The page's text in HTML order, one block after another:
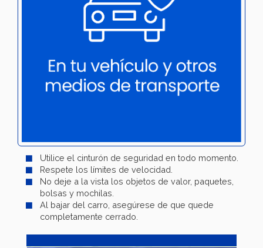
Utilice el cinturón de seguridad en todo momento.
Respete los límites de velocidad.
No deje a la vista los objetos de valor, paquetes,
bolsas y mochilas.
Al bajar del carro, asegúrese de que quede
completamente cerrado.